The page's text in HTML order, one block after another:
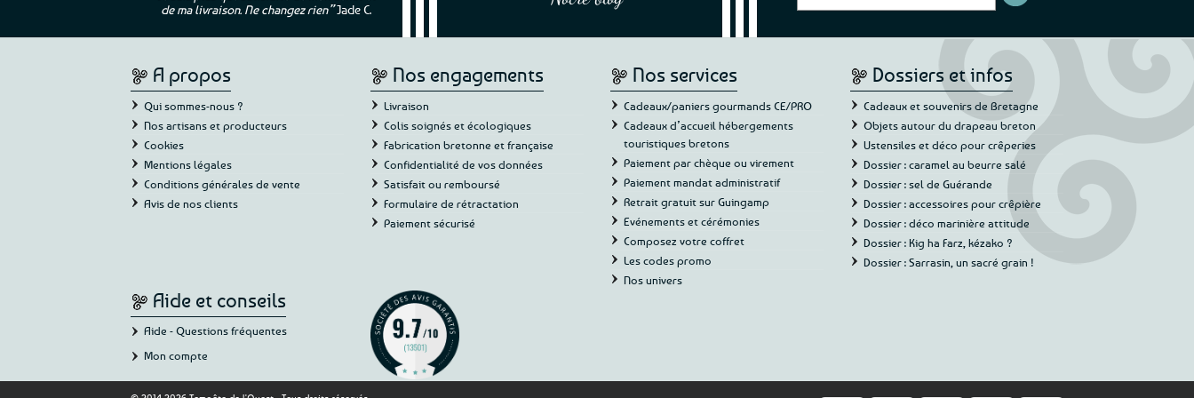
Guy H.
Anne L.
au/du quotidien. Merci à vous et continuez
d’elle”Cathy P.
A propos
Qui sommes-nous ?
Nos artisans et producteurs
Cookies
Mentions légales
Conditions générales de vente
Avis de nos clients
Nos engagements
Livraison
Colis soignés et écologiques
Fabrication bretonne et française
Confidentialité de vos données
Satisfait ou remboursé
Formulaire de rétractation
Paiement sécurisé
Nos services
Cadeaux/paniers gourmands CE/PRO
Cadeaux d’accueil hébergements
touristiques bretons
Paiement par chèque ou virement
Paiement mandat administratif
Retrait gratuit sur Guingamp
Evénements et cérémonies
Composez votre coffret
Les codes promo
Nos univers
Dossiers et infos
Cadeaux et souvenirs de Bretagne
Objets autour du drapeau breton
Ustensiles et déco pour crêperies
Dossier : caramel au beurre salé
Dossier : sel de Guérande
Dossier : accessoires pour crêpière
Dossier : déco marinière attitude
Dossier : Kig ha Farz, kézako ?
Dossier : Sarrasin, un sacré grain !
Aide et conseils
Aide - Questions fréquentes
Mon compte